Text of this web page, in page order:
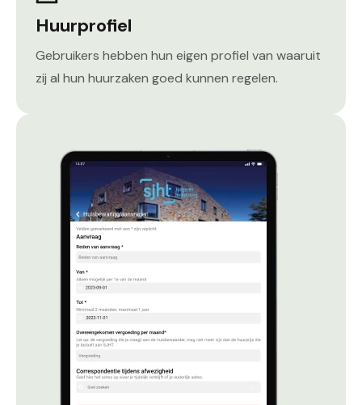
Huurprofiel
Gebruikers hebben hun eigen profiel van waaruit
zij al hun huurzaken goed kunnen regelen.